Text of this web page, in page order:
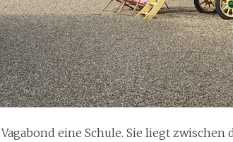
Vagabond eine Schule. Sie liegt